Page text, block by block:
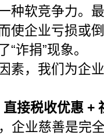
种软竞争力。
使企业亏损或
诈捐”现象。
素，我们为企
直接税收优惠 +
企业慈善是完